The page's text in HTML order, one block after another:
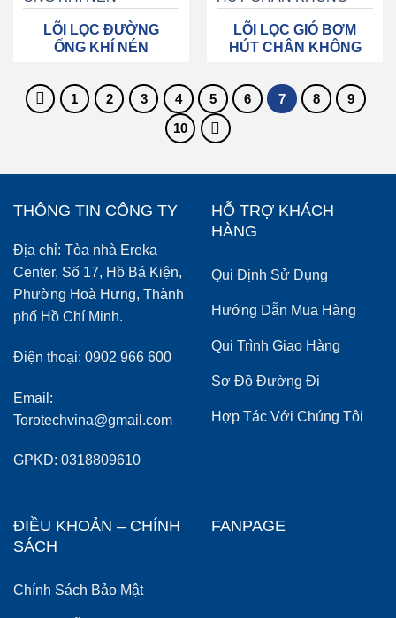
LÕI LỌC ĐƯỜNG
ỐNG KHÍ NÉN
LÕI LỌC GIÓ BƠM
HÚT CHÂN KHÔNG
1 2 3 4 5 6 7 8
9
10
THÔNG TIN CÔNG TY
Địa chỉ: Tòa nhà Ereka
Center, Số 17, Hồ Bá Kiện,
Phường Hoà Hưng, Thành
phố Hồ Chí Minh.
Điện thoại: 0902 966 600
Email:
Torotechvina@gmail.com
GPKD: 0318809610
HỖ TRỢ KHÁCH
HÀNG
Qui Định Sử Dụng
Hướng Dẫn Mua Hàng
Qui Trình Giao Hàng
Sơ Đồ Đường Đi
Hợp Tác Với Chúng Tôi
ĐIỀU KHOẢN – CHÍNH
SÁCH
Chính Sách Bảo Mật
FANPAGE